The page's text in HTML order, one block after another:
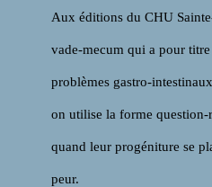
Aux éditions du CHU
vade-mecum qui a pour
problèmes gastro-
on utilise la forme question-
quand leur progéniture se
peur.